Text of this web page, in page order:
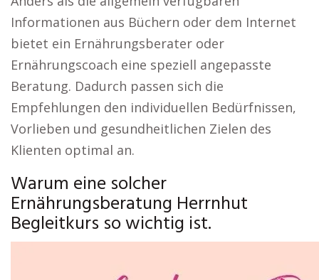
Informationen aus Büchern oder dem Internet
bietet ein Ernährungsberater oder
Ernährungscoach eine speziell angepasste
Beratung. Dadurch passen sich die
Empfehlungen den individuellen Bedürfnissen,
Vorlieben und gesundheitlichen Zielen des
Klienten optimal an.
Warum eine solcher
Ernährungsberatung Herrnhut
Begleitkurs so wichtig ist.